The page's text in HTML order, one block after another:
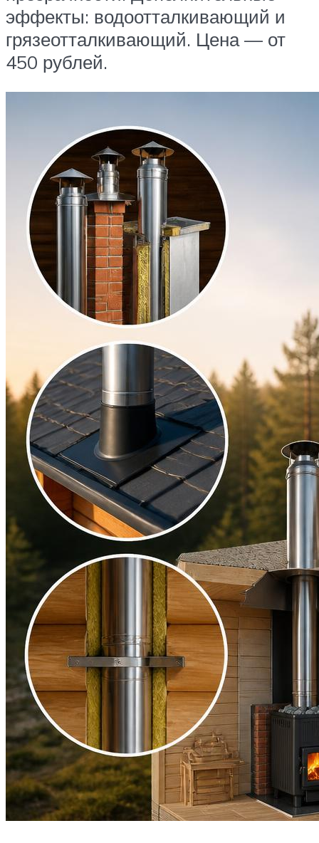
эффекты: водоотталкивающий и
грязеотталкивающий. Цена — от
450 рублей.